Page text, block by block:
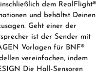
dem RealFlight®
und behältst Deinen
Geht einer der
ist der Sender mit
Vorlagen für BNF®
vereinfachen, indem
Die Hall-Sensoren